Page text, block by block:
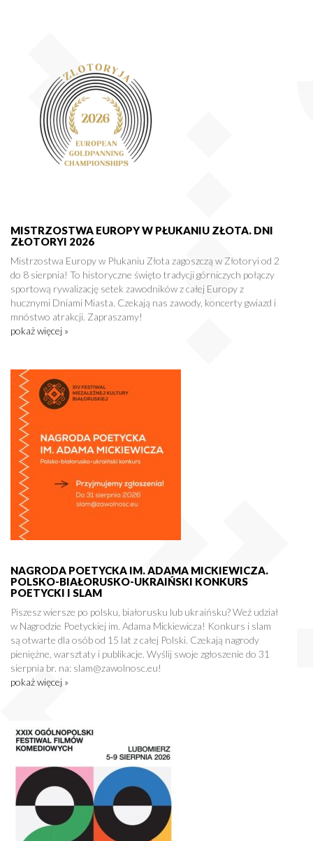
MISTRZOSTWA EUROPY W PŁUKANIU ZŁOTA. DNI
ZŁOTORYI 2026
Mistrzostwa Europy w Płukaniu Złota zagoszczą w Złotoryi od 2
do 8 sierpnia! To historyczne święto tradycji górniczych połączy
sportową rywalizację setek zawodników z całej Europy z
hucznymi Dniami Miasta. Czekają nas zawody, koncerty gwiazd i
mnóstwo atrakcji. Zapraszamy!
pokaż więcej »
NAGRODA POETYCKA IM. ADAMA MICKIEWICZA.
POLSKO-BIAŁORUSKO-UKRAIŃSKI KONKURS
POETYCKI I SLAM
Piszesz wiersze po polsku, białorusku lub ukraińsku? Weź udział
w Nagrodzie Poetyckiej im. Adama Mickiewicza! Konkurs i slam
są otwarte dla osób od 15 lat z całej Polski. Czekają nagrody
pieniężne, warsztaty i publikacje. Wyślij swoje zgłoszenie do 31
sierpnia br. na: slam@zawolnosc.eu!
pokaż więcej »